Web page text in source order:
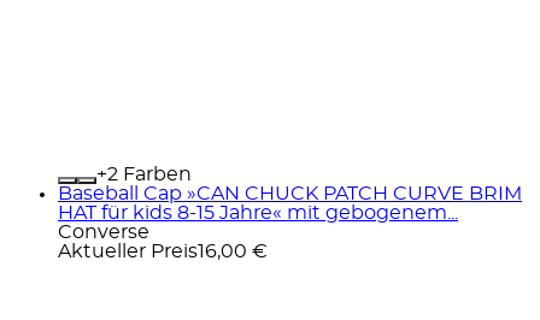
+
Farben
Baseball Cap »CAN CHUCK PATCH CURVE BRIM
HAT für kids 8-15 Jahre« mit gebogenem...
Converse
Aktueller Preis16,00 €